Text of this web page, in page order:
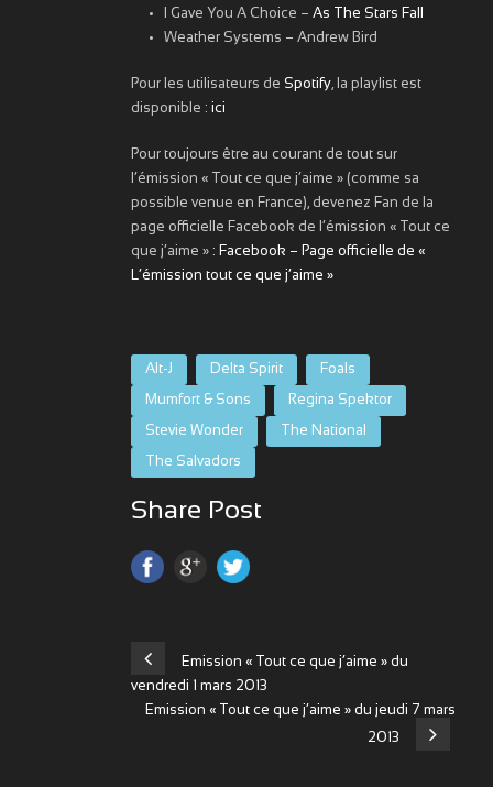
I Gave You A Choice – As The Stars Fall
Weather Systems – Andrew Bird
Pour les utilisateurs de Spotify, la playlist est
disponible : ici
Pour toujours être au courant de tout sur
l’émission « Tout ce que j’aime » (comme sa
possible venue en France), devenez Fan de la
page officielle Facebook de l’émission « Tout ce
que j’aime » : Facebook – Page officielle de «
L’émission tout ce que j’aime »
Alt-J Delta Spirit Foals
Mumfort & Sons Regina Spektor
Stevie Wonder The National
The Salvadors
Share Post
Emission « Tout ce que j’aime » du
vendredi 1 mars 2013
Emission « Tout ce que j’aime » du jeudi 7 mars
2013